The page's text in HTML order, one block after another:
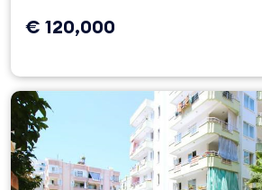
€ 120,000